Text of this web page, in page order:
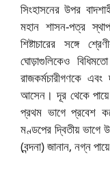
সিংহাসনের উপর
মহান শাসন-পত্র
শিষ্টাচারের সঙ্গে
ঘোড়াগুলিকেও
রাজকর্মচারীগণকে এবং
আসেন। দূর থেকে
প্রথম ভাগে প্রবেশ
মণ্ডপের দ্বিতীয়
(বন্দনা) জানান, নগ্ন